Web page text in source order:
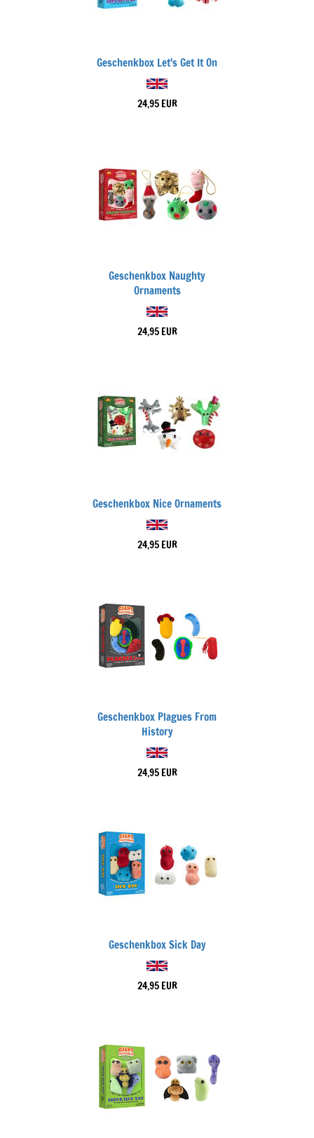
Geschenkbox Let's Get It On
24,95 EUR
Geschenkbox Naughty
Ornaments
24,95 EUR
Geschenkbox Nice Ornaments
24,95 EUR
Geschenkbox Plagues From
History
24,95 EUR
Geschenkbox Sick Day
24,95 EUR